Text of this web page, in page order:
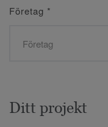
Företag *
Ditt projekt